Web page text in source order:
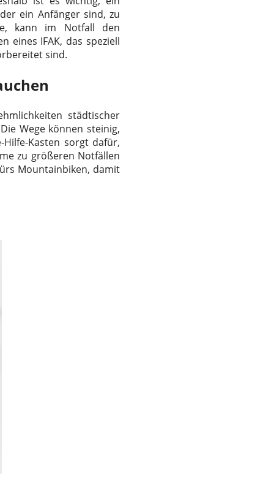
ein Anfänger sind, zu
kann im Notfall den
eines IFAK, das speziell
sind.
städtischer
Wege können steinig,
Kasten sorgt dafür,
zu größeren Notfällen
Mountainbiken, damit